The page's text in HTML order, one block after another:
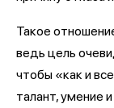
Такое
ведь цель
чтобы «как и
талант, умение